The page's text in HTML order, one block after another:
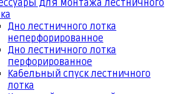
для монтажа лестничного
Дно лестничного лотка
неперфорированное
Дно лестничного лотка
перфорированное
Кабельный спуск лестничного
лотка